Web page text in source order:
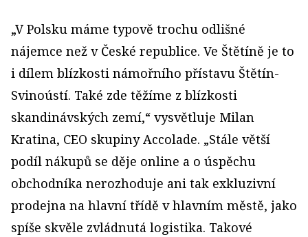
„V Polsku máme typově trochu odlišné
nájemce než v České republice. Ve Štětíně je to
i dílem blízkosti námořního přístavu Štětín-
Svinoústí. Také zde těžíme z blízkosti
skandinávských zemí,“ vysvětluje Milan
Kratina, CEO skupiny Accolade. „Stále větší
podíl nákupů se děje online a o úspěchu
obchodníka nerozhoduje ani tak exkluzivní
prodejna na hlavní třídě v hlavním městě, jako
spíše skvěle zvládnutá logistika. Takové